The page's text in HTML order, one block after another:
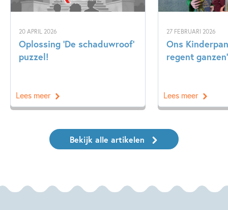
20 APRIL 2026
Oplossing ‘De schaduwroof’
puzzel!
Lees meer
27 FEBRUARI 2026
Ons
regent ganzen’
Lees meer
Bekijk alle artikelen